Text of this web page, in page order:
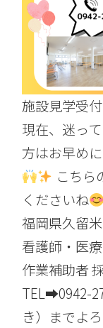
施設見学受付
現在、迷っ
方はお早め
こちら
くださいね
福岡県久留
看護師・医
作業補助者
TEL➡0942-
き）までよ